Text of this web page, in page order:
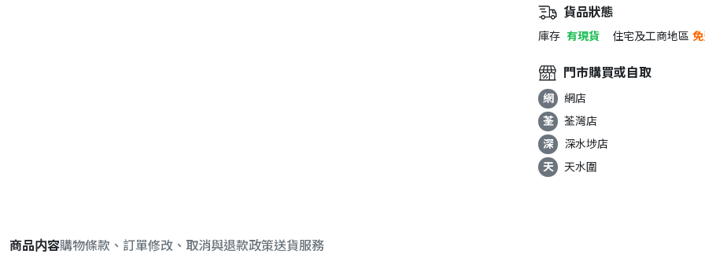
貨品狀態
庫存 有現貨 住宅及工商地區
門市購買或自取
網
網店
荃
荃灣店
深
深水埗店
天
天水圍
商品内容購物條款、訂單修改、取消與退款政策送貨服務